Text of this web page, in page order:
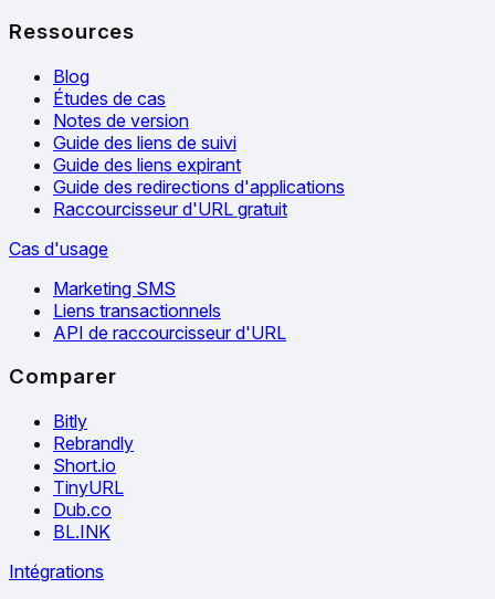
Ressources
Blog
Études de cas
Notes de version
Guide des liens de suivi
Guide des liens expirant
Guide des redirections d'applications
Raccourcisseur d'URL gratuit
Cas d'usage
Marketing SMS
Liens transactionnels
API de raccourcisseur d'URL
Comparer
Bitly
Rebrandly
Short.io
TinyURL
Dub.co
BL.INK
Intégrations